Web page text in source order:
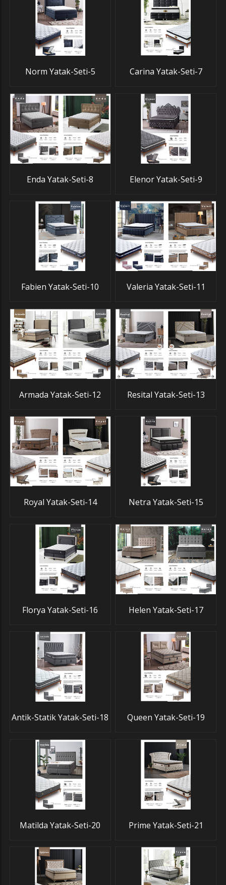
Norm Yatak-Seti-5 Carina Yatak-Seti-7
Enda Yatak-Seti-8 Elenor Yatak-Seti-9
Fabien Yatak-Seti-10 Valeria Yatak-Seti-11
Armada Yatak-Seti-12 Resital Yatak-Seti-13
Royal Yatak-Seti-14 Netra Yatak-Seti-15
Florya Yatak-Seti-16 Helen Yatak-Seti-17
Antik-Statik Yatak-Seti-18 Queen Yatak-Seti-19
Matilda Yatak-Seti-20 Prime Yatak-Seti-21